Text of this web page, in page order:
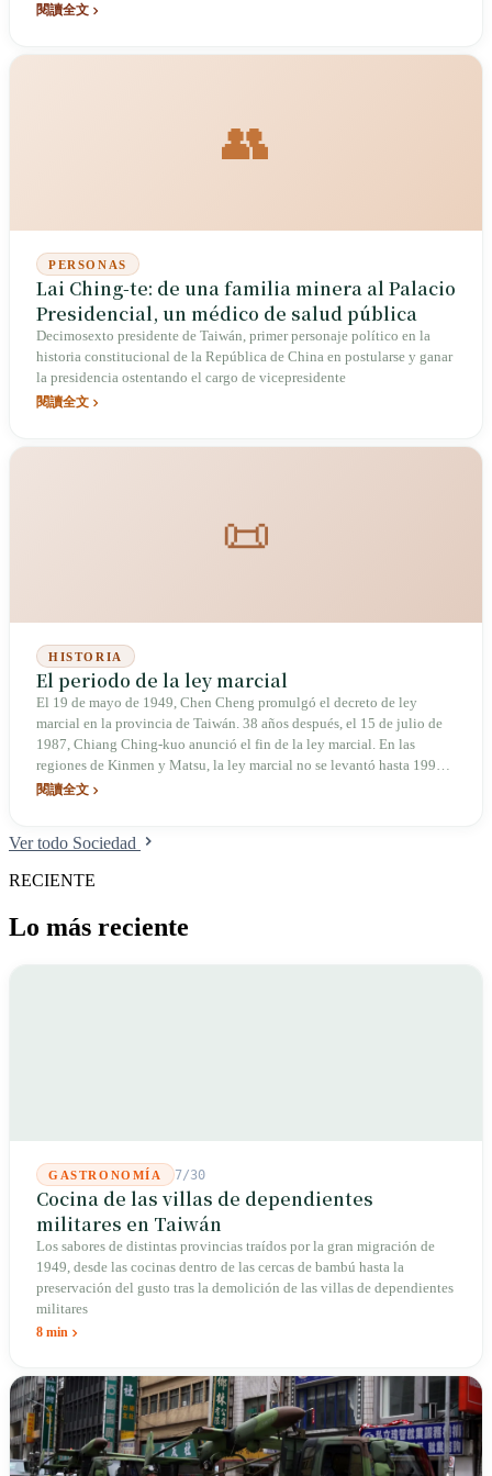
elige a los líderes, sino que se cimenta la confianza social.
閱讀全文
👥
PERSONAS
Lai Ching-te: de una familia minera al Palacio
Presidencial, un médico de salud pública
Decimosexto presidente de Taiwán, primer personaje político en la
historia constitucional de la República de China en postularse y ganar
la presidencia ostentando el cargo de vicepresidente
閱讀全文
📜
HISTORIA
El periodo de la ley marcial
El 19 de mayo de 1949, Chen Cheng promulgó el decreto de ley
marcial en la provincia de Taiwán. 38 años después, el 15 de julio de
1987, Chiang Ching-kuo anunció el fin de la ley marcial. En las
regiones de Kinmen y Matsu, la ley marcial no se levantó hasta 1992.
Durante estos cinco años, ¿qué fue lo que vivieron?
閱讀全文
Ver todo Sociedad
RECIENTE
Lo más reciente
GASTRONOMÍA 7/30
Cocina de las villas de dependientes
militares en Taiwán
Los sabores de distintas provincias traídos por la gran migración de
1949, desde las cocinas dentro de las cercas de bambú hasta la
preservación del gusto tras la demolición de las villas de dependientes
militares
8 min